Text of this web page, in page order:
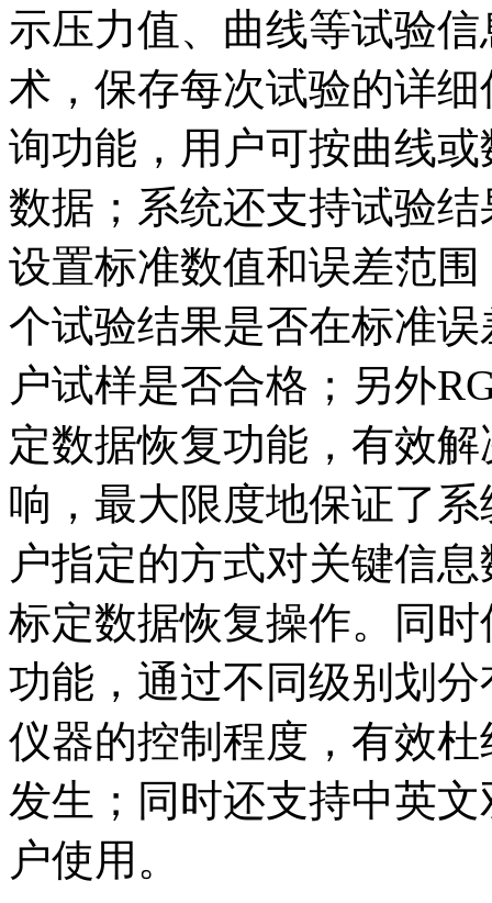
示压力值、曲线等试验
术，保存每次试验的详
询功能，用户可按曲线
数据；系统还支持试验
设置标准数值和误差范
个试验结果是否在标准
户试样是否合格；另外
定数据恢复功能，有效
响，最大限度地保证了
户指定的方式对关键信
标定数据恢复操作。同
功能，通过不同级别划
仪器的控制程度，有效
发生；同时还支持中英
户使用。